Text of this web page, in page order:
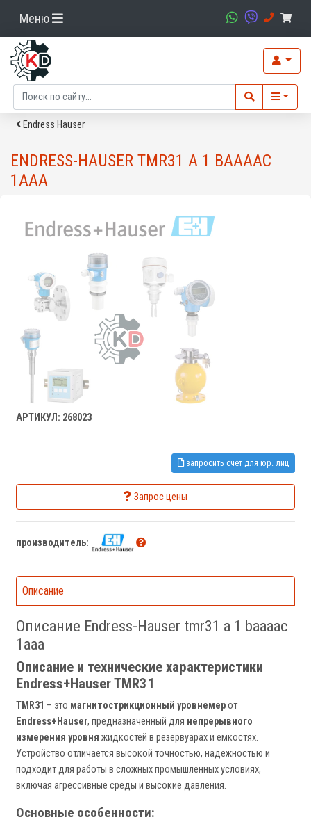
Меню
Endress Hauser
ENDRESS-HAUSER TMR31 A 1 BAAAAC
1AAA
АРТИКУЛ: 268023
запросить счет для юр. лиц
Запрос цены
производитель:
Описание
Описание Endress-Hauser tmr31 a 1 baaaac
1aaa
Описание и технические характеристики
Endress+Hauser TMR31
TMR31 – это магнитострикционный уровнемерот
Endress+Hauser, предназначенный для непрерывного
измерения уровня жидкостей в резервуарах и емкостях.
Устройство отличается высокой точностью, надежностью и
подходит для работы в сложных промышленных условиях,
включая агрессивные среды и высокие давления.
Основные особенности: